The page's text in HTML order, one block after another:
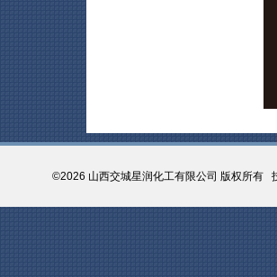
©2026 山西交城星润化工有限公司 版权所有